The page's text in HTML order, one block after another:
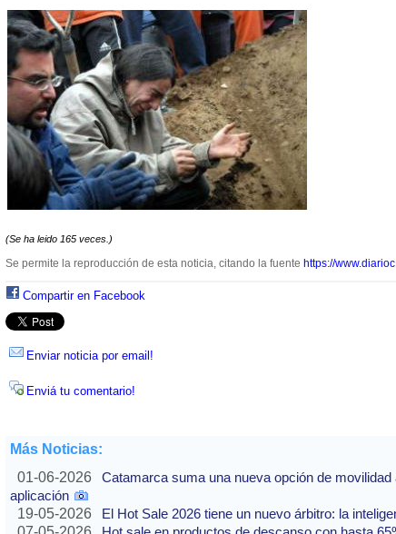
(Se ha leido 165 veces.)
Se permite la reproducción de esta noticia, citando la fuente https://
Compartir en Facebook
Enviar noticia por email!
Enviá tu comentario!
Más Noticias:
01-06-2026
Catamarca suma una nueva opción de
aplicación
19-05-2026
El Hot Sale 2026 tiene un nuevo árbitro: la